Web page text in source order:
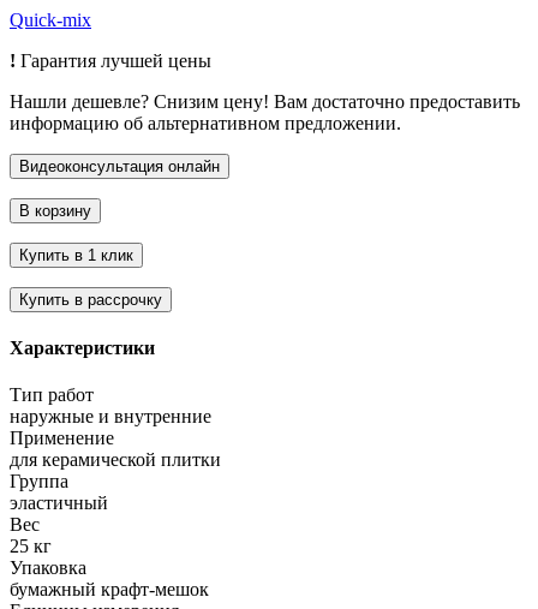
Quick-mix
! Гарантия лучшей цены
Нашли дешевле? Снизим цену! Вам достаточно предоставить
информацию об альтернативном предложении.
Характеристики
Тип работ
наружные и внутренние
Применение
для керамической плитки
Группа
эластичный
Вес
25 кг
Упаковка
бумажный крафт-мешок